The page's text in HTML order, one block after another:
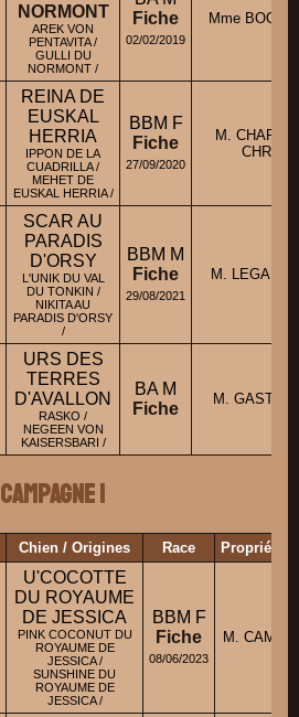
NORMONT
AREK VON
PENTAVITA /
GULLI DU
NORMONT /
Fiche
02/02/2019
Mme
REINA DE
EUSKAL
HERRIA
IPPON DE LA
CUADRILLA /
MEHET DE
EUSKAL HERRIA /
BBM F
Fiche
27/09/2020
M.
SCAR AU
PARADIS
D'ORSY
L'UNIK DU VAL
DU TONKIN /
NIKITA AU
PARADIS D'ORSY
/
BBM M
Fiche
29/08/2021
M. LEGALL
URS DES
TERRES
D'AVALLON
RASKO /
NEGEEN VON
KAISERSBARI /
BA M
Fiche
M. GAST
Campagne 1
Chien / Origines Race
U'COCOTTE
DU ROYAUME
DE JESSICA
PINK COCONUT DU
ROYAUME DE
JESSICA /
SUNSHINE DU
ROYAUME DE
JESSICA /
BBM F
Fiche
08/06/2023
M.